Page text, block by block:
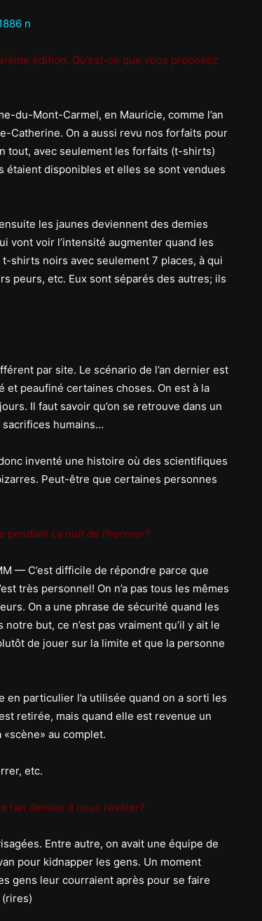
édition. Qu’est-ce que vous proposez
du-Mont-Carmel, en Mauricie, comme l’an
Catherine. On a aussi revu nos forfaits pour
tout, avec seulement les forfaits (t-shirts)
étaient disponibles et elles se sont vendues
les jaunes deviennent des demies
vont voir l’intensité augmenter quand les
shirts noirs avec seulement 7 places, à qui
peurs, etc. Eux sont séparés des autres; ils
par site. Le scénario de l’an dernier est
et peaufiné certaines choses. On est à la
Il faut savoir qu’on se retrouve dans un
humains…
inventé une histoire où des scientifiques
Peut-être que certaines personnes
pendant La nuit de l’horreur?
— C’est difficile de répondre parce que
très personnel! On n’a pas tous les mêmes
On a une phrase de sécurité quand les
notre but, ce n’est pas vraiment qu’il y ait le
de jouer sur la limite et que la personne
en particulier l’a utilisée quand on a sorti les
retirée, mais quand elle est revenue un
au complet.
etc.
l’an dernier à nous révéler?
Entre autre, on avait une équipe de
pour kidnapper les gens. Un moment
gens leur courraient après pour se faire